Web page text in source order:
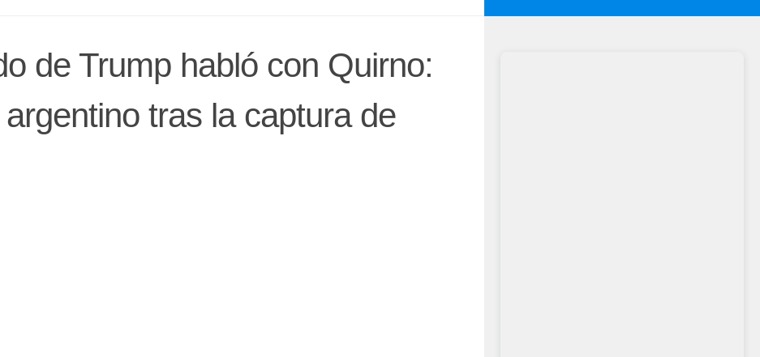
de Trump habló con Quirno:
tras la captura de